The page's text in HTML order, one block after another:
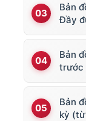
Bản
Đầy
Bản
trước
Bản
kỳ